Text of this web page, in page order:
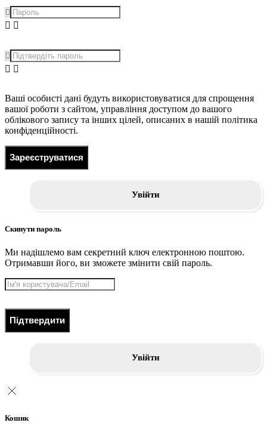
Ваші особисті дані будуть використовуватися для спрощення
вашої роботи з сайтом, управління доступом до вашого
облікового запису та інших цілей, описаних в нашій політика
конфіденційності.
Зареєструватися
Увійти
Скинути пароль
Ми надішлемо вам секретний ключ електронною поштою.
Отримавши його, ви зможете змінити свій пароль.
Підтвердити
Увійти
Кошик